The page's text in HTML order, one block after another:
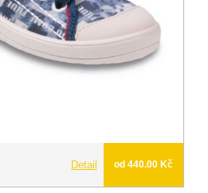
Detail od 440.00 Kč